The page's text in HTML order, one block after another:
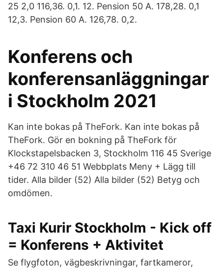
25 2,0 116,36. 0,1. 12. Pension 50 A. 178,28. 0,1
12,3. Pension 60 A. 126,78. 0,2.
Konferens och
konferensanläggningar
i Stockholm 2021
Kan inte bokas på TheFork. Kan inte bokas på
TheFork. Gör en bokning på TheFork för
Klockstapelsbacken 3, Stockholm 116 45 Sverige
+46 72 310 46 51 Webbplats Meny + Lägg till
tider. Alla bilder (52) Alla bilder (52) Betyg och
omdömen.
Taxi Kurir Stockholm - Kick off
= Konferens + Aktivitet
Se flygfoton, vägbeskrivningar, fartkameror,